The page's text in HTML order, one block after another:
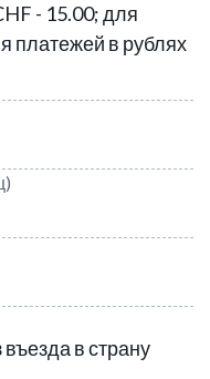
- 15.00; для
платежей в рублях
в страну